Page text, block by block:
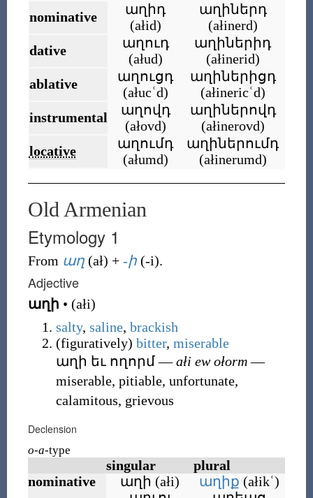
nominative
աղիդ
(ałid)
աղիներդ
(ałinerd)
dative
աղուդ
(ałud)
աղիներիդ
(ałinerid)
ablative
աղուցդ
(ałucʿd)
աղիներիցդ
(ałinericʿd)
instrumental
աղովդ
(ałovd)
աղիներովդ
(ałinerovd)
locative
աղումդ
(ałumd)
աղիներումդ
(ałinerumd)
Old Armenian
Etymology 1
From աղ (ał) + -ի (-i).
Adjective
աղի • (ałi)
salty, saline, brackish
(figuratively) bitter, miserable
աղի եւ ողորմ―ałi ew ołorm―
miserable, pitiable, unfortunate,
calamitous, grievous
Declension
o-a-type
singular
plural
nominative
աղի (ałi) աղիք (ałikʿ)